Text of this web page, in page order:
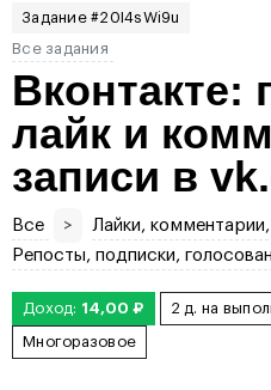
Задание #20I4sWi9u
Все задания
Вконтакте:
лайк и
записи в
Все > Лайки,
Репосты, подписки,
Доход: 14,00 ₽ 2 д. на
Многоразовое